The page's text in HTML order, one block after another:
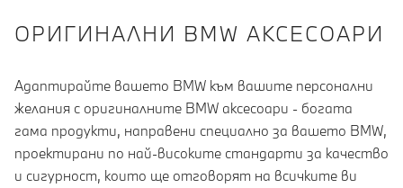
OРИГИНАЛНИ BMW АКСЕСОАРИ
Адаптирайте вашето BMW към вашите персонални
желания с оригиналните BMW аксесоари - богата
гама продукти, направени специално за вашето BMW,
проектирани по най-високите стандарти за качество
и сигурност, които ще отговорят на всичките ви